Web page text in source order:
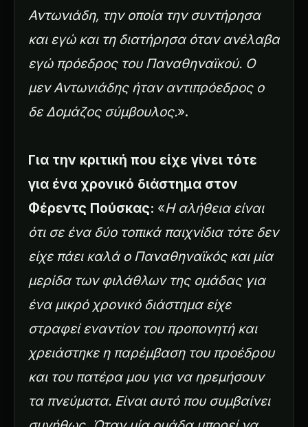
Αντωνιάδη, την οποία την συντήρησα
και εγώ και τη διατήρησα όταν ανέλαβα
εγώ πρόεδρος του Παναθηναϊκού. Ο
μεν Αντωνιάδης ήταν αντιπρόεδρος ο
δε Δομάζος σύμβουλος.».
Για την κριτική που είχε γίνει τότε
για ένα χρονικό διάστημα στον
Φέρεντς Πούσκας: «Η αλήθεια είναι
ότι σε ένα δύο τοπικά παιχνίδια τότε δεν
είχε πάει καλά ο Παναθηναϊκός και μία
μερίδα των φιλάθλων της ομάδας για
ένα μικρό χρονικό διάστημα είχε
στραφεί εναντίον του προπονητή και
χρειάστηκε η παρέμβαση του προέδρου
και του πατέρα μου για να ηρεμήσουν
τα πνεύματα. Είναι αυτό που συμβαίνει